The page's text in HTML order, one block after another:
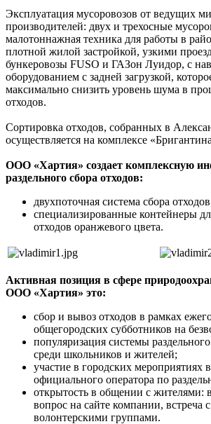
Эксплуатация мусоровозов от ведущих
производителей: двух и трехосные
малотоннажная техника для работы в
плотной жилой застройкой, узкими
бункеровозы FUSO и ГАЗон Луидор, с
оборудованием с задней загрузкой,
максимально снизить уровень шума в
отходов.
Сортировка отходов, собранных в
осуществляется на комплексе
ООО «Хартия» создает комплексную
раздельного сбора отходов:
двухпоточная система сбора
специализированные контейнеры
отходов оранжевого цвета.
Активная позиция в сфере
ООО «Хартия» это:
сбор и вывоз отходов в рамках
общегородских субботников на
популяризация системы
среди школьников и жителей;
участие в городских мероприятиях в
официального оператора по
открытость в общении с жителями:
вопрос на сайте компании,
волонтерскими группами.